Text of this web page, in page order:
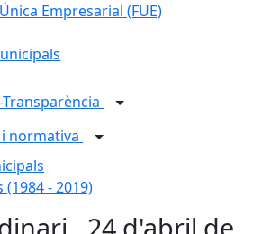
Empresarial (FUE)
normativa
- 2019)